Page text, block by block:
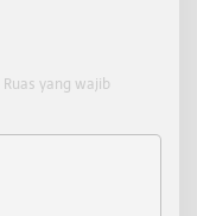
Ruas yang wajib